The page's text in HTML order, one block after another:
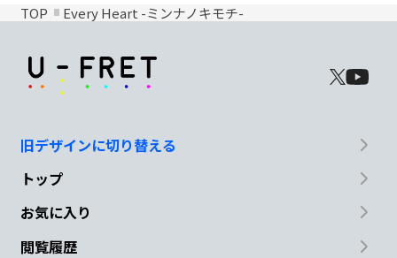
TOP Every Heart -ミンナノキモチ-
旧デザインに切り替える
トップ
お気に入り
閲覧履歴